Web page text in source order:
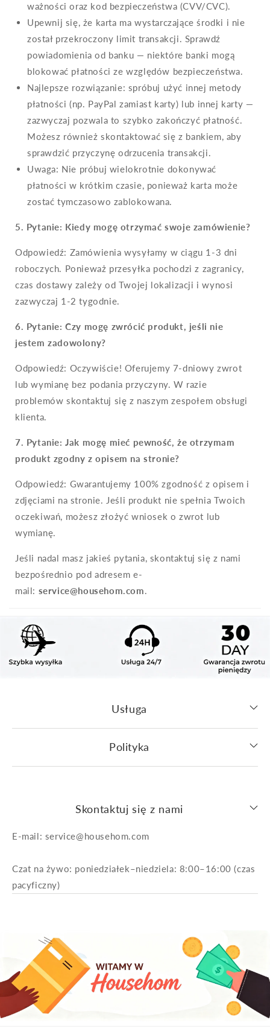
ważności oraz kod bezpieczeństwa (CVV/CVC).
Upewnij się, że karta ma wystarczające środki i nie
został przekroczony limit transakcji. Sprawdź
powiadomienia od banku — niektóre banki mogą
blokować płatności ze względów bezpieczeństwa.
Najlepsze rozwiązanie: spróbuj użyć innej metody
płatności (np. PayPal zamiast karty) lub innej karty —
zazwyczaj pozwala to szybko zakończyć płatność.
Możesz również skontaktować się z bankiem, aby
sprawdzić przyczynę odrzucenia transakcji.
Uwaga: Nie próbuj wielokrotnie dokonywać
płatności w krótkim czasie, ponieważ karta może
zostać tymczasowo zablokowana.
5. Pytanie: Kiedy mogę otrzymać swoje zamówienie?
Odpowiedź: Zamówienia wysyłamy w ciągu 1-3 dni
roboczych. Ponieważ przesyłka pochodzi z zagranicy,
czas dostawy zależy od Twojej lokalizacji i wynosi
zazwyczaj 1-2 tygodnie.
6. Pytanie: Czy mogę zwrócić produkt, jeśli nie
jestem zadowolony?
Odpowiedź: Oczywiście! Oferujemy 7-dniowy zwrot
lub wymianę bez podania przyczyny. W razie
problemów skontaktuj się z naszym zespołem obsługi
klienta.
7. Pytanie: Jak mogę mieć pewność, że otrzymam
produkt zgodny z opisem na stronie?
Odpowiedź: Gwarantujemy 100% zgodność z opisem i
zdjęciami na stronie. Jeśli produkt nie spełnia Twoich
oczekiwań, możesz złożyć wniosek o zwrot lub
wymianę.
Jeśli nadal masz jakieś pytania, skontaktuj się z nami
bezpośrednio pod adresem e-
mail: service@househom.com.
Usługa
Polityka
Skontaktuj się z nami
E-mail: service@househom.com
Czat na żywo: poniedziałek–niedziela: 8:00–16:00 (czas
pacyficzny)